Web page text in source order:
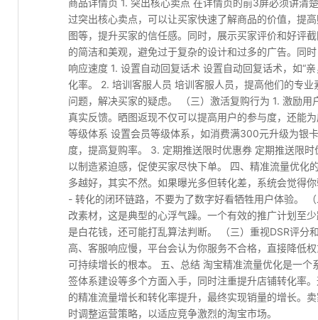
过突出核心卖点，可以让买家快速了解商品的价值，提
图等，提升买家的信任感。同时，展示买家评价和好评
的简洁和美观，避免过于复杂的设计和过多的广告。同
响应速度 1. 设置自动回复话术 设置自动回复话术，如“
化率。 2. 培训客服人员 培训客服人员，提高他们的专
问题，解决买家的疑虑。 （三）激活复购行为 1. 激励
真实反馈。晒图返现不仅可以提高用户的参与度，还能
等级体系 设置会员等级体系，如消费满300元升级为银
度，提高复购率。 3. 定期推送限时优惠券 定期推送限
以制造紧迫感，促使买家尽快下单。 四、精准流量优化
多越好，其实不然。如果曝光多但转化差，系统会觉得
- 转化的闭环链路，不要为了数字好看牺牲用户体验。
改素材，这是典型的心浮气躁。一个有效的推广计划至
是白花钱，还可能打乱算法判断。 （三）重视DSR评分
高、客服响应慢，平台会认为你服务不合格，直接降低
可持续增长的根本。 五、总结 淘宝精准流量优化是一
签体系建设等多个方面入手，同时注重提升店铺转化率
的精准流量增长和转化率提升，最终实现销量的增长。
时调整运营策略，以适应竞争激烈的淘宝市场。